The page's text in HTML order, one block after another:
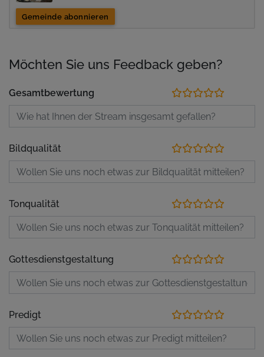
Gemeinde abonnieren
Möchten Sie uns Feedback geben?
Gesamtbewertung
Bildqualität
Tonqualität
Gottesdienstgestaltung
Predigt